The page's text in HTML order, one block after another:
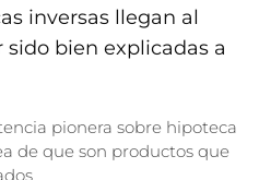
inversas llegan al
bien explicadas a
pionera sobre hipoteca
de que son productos que